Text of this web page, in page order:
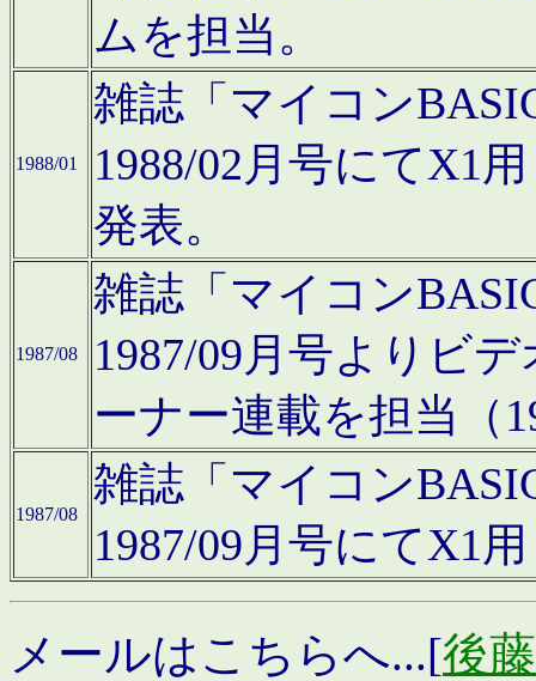
ムを担当。
1988/01
雑誌「マイコン
1988/02月号にてX1
発表。
1987/08
雑誌「マイコン
1987/09月号よりビ
ーナー連載を担当（
1987/08
雑誌「マイコン
1987/09月号にてX1
メールはこちらへ...[後